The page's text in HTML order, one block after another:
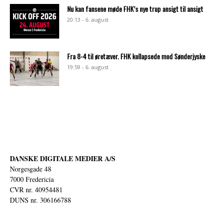
Nu kan fansene møde FHK’s nye trup ansigt til ansigt
20:13 - 6. august
Fra 8-4 til øretæver. FHK kollapsede mod Sønderjyske
19:59 - 6. august
DANSKE DIGITALE MEDIER A/S
Norgesgade 48
7000 Fredericia
CVR nr. 40954481
DUNS nr. 306166788